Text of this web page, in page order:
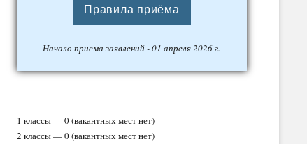
Правила приёма
Начало приема заявлений - 01 апреля 2026 г.
1 классы — 0 (вакантных мест нет)
2 классы — 0 (вакантных мест нет)